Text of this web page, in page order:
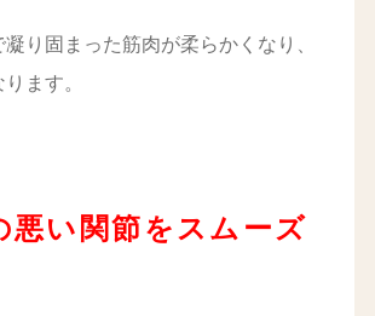
り固まった筋肉が柔らかくなり、
ます。
悪い関節をスムーズ